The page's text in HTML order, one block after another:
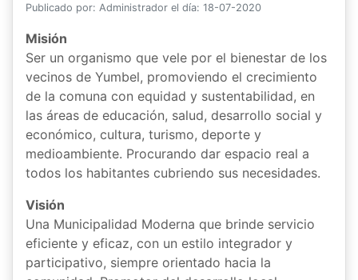
Publicado por: Administrador el día: 18-07-2020
Misión
Ser un organismo que vele por el bienestar de los
vecinos de Yumbel, promoviendo el crecimiento
de la comuna con equidad y sustentabilidad, en
las áreas de educación, salud, desarrollo social y
económico, cultura, turismo, deporte y
medioambiente. Procurando dar espacio real a
todos los habitantes cubriendo sus necesidades.
Visión
Una Municipalidad Moderna que brinde servicio
eficiente y eficaz, con un estilo integrador y
participativo, siempre orientado hacia la